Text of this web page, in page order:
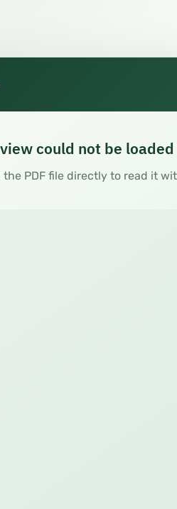
could not be loaded
the PDF file directly to read it